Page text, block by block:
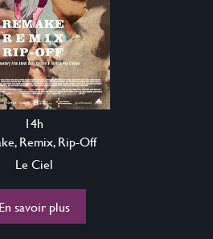
14h
Remix, Rip-Off
Le Ciel
En savoir plus